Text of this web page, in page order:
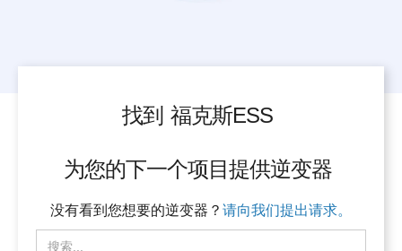
找到 福克斯ESS
为您的下一个项目提供逆变器
没有看到您想要的逆变器？ 请向我们提出请求。